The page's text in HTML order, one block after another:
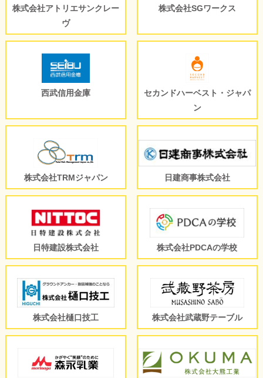
株式会社アトリエサンクレー
ヴ
株式会社SGワークス
西武信用金庫
セカンドハーベスト・ジャパ
ン
株式会社TRMジャパン 日建商事株式会社
日特建設株式会社 株式会社PDCAの学校
株式会社樋口技工 株式会社武蔵野テーブル